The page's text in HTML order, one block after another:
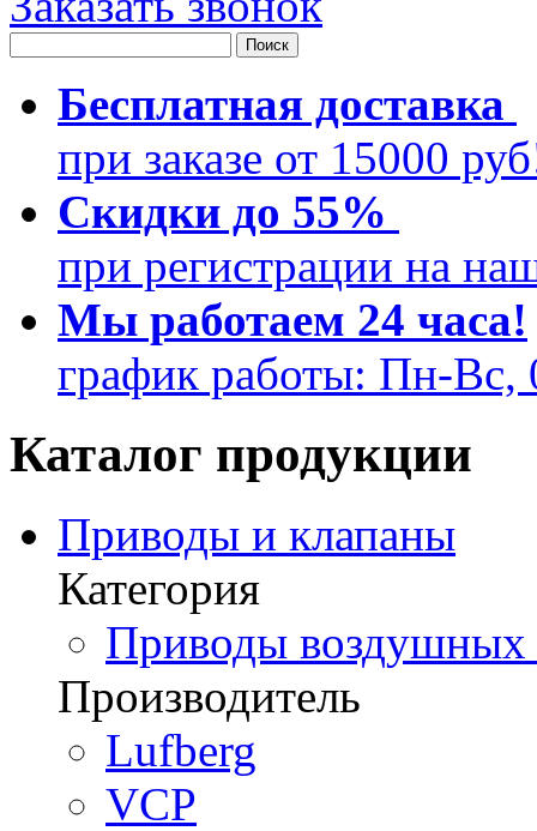
Бесплатная доставка
при заказе от 15000
Скидки до 55%
при регистрации на
Мы работаем 24 часа!
график работы: Пн-Вс,
Каталог продукции
Приводы и клапаны
Категория
Приводы воздушных
Производитель
Lufberg
VCP